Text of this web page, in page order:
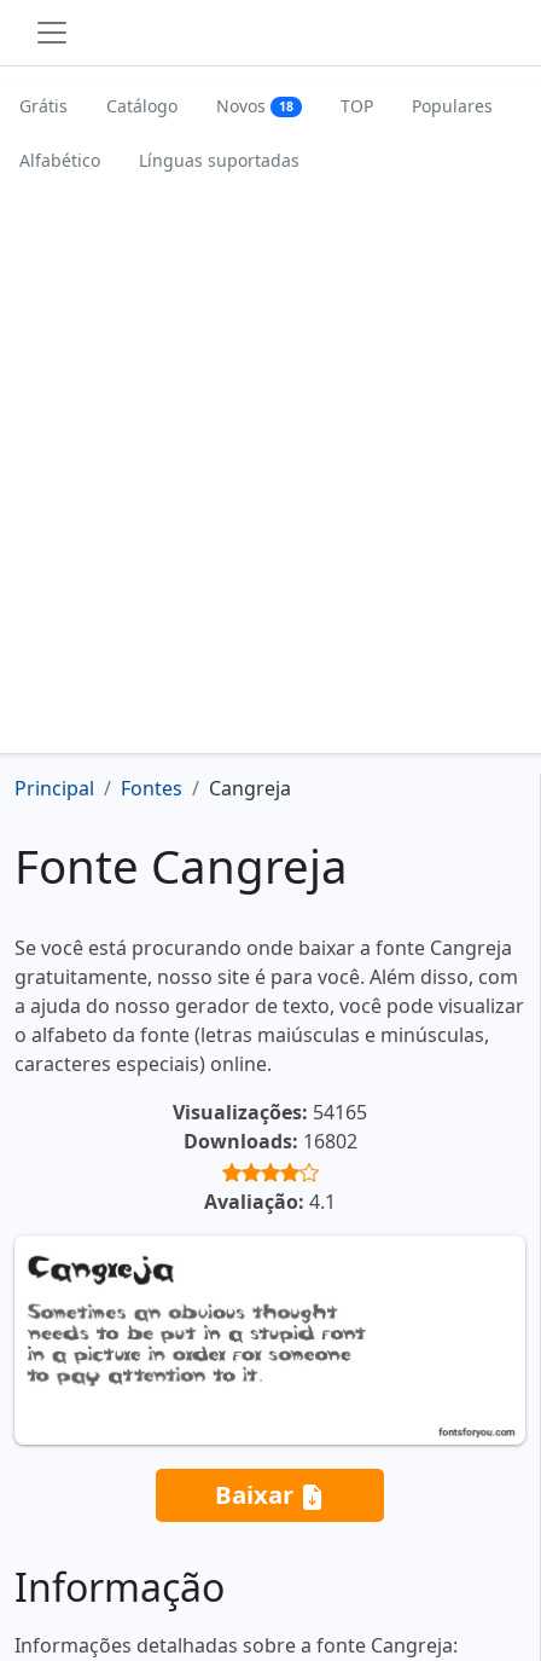
Grátis Catálogo Novos 18 TOP Populares
Alfabético Línguas suportadas
Principal Fontes Cangreja
Fonte Cangreja
Se você está procurando onde baixar a fonte Cangreja
gratuitamente, nosso site é para você. Além disso, com
a ajuda do nosso gerador de texto, você pode visualizar
o alfabeto da fonte (letras maiúsculas e minúsculas,
caracteres especiais) online.
Visualizações: 54165
Downloads: 16802
Avaliação: 4.1
Baixar
Informação
Informações detalhadas sobre a fonte Cangreja: